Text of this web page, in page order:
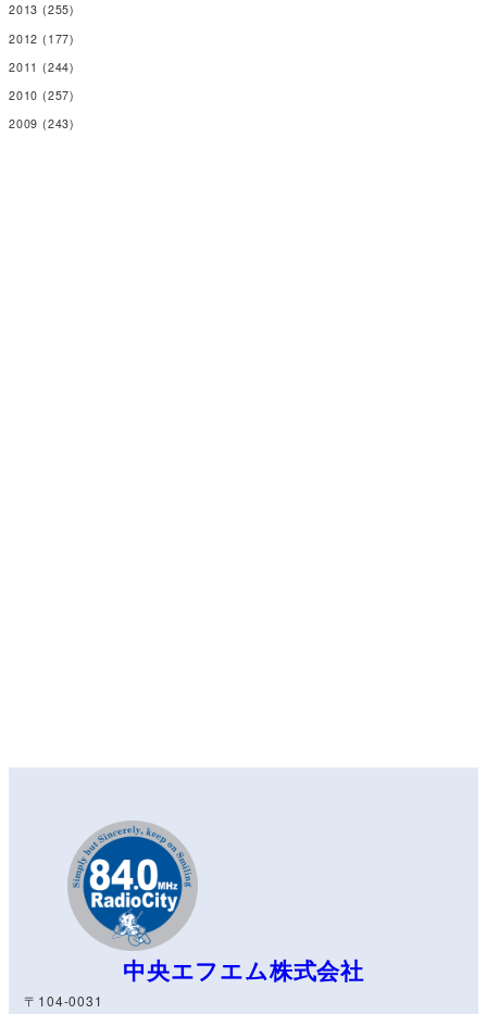
2013 (255)
2012 (177)
2011 (244)
2010 (257)
2009 (243)
中央エフエム株式会社
〒104-0031